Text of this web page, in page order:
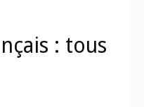
: tous